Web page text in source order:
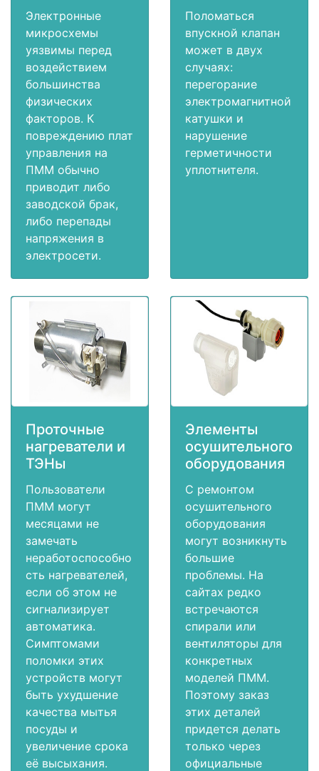
Электронные
микросхемы
уязвимы перед
воздействием
большинства
физических
факторов. К
повреждению плат
управления на
ПММ обычно
приводит либо
заводской брак,
либо перепады
напряжения в
электросети.
Поломаться
впускной клапан
может в двух
случаях:
перегорание
электромагнитной
катушки и
нарушение
герметичности
уплотнителя.
Проточные
нагреватели и
ТЭНы
Пользователи
ПММ могут
месяцами не
замечать
неработоспособно
сть нагревателей,
если об этом не
сигнализирует
автоматика.
Симптомами
поломки этих
устройств могут
быть ухудшение
качества мытья
посуды и
увеличение срока
её высыхания.
Элементы
осушительного
оборудования
С ремонтом
осушительного
оборудования
могут возникнуть
большие
проблемы. На
сайтах редко
встречаются
спирали или
вентиляторы для
конкретных
моделей ПММ.
Поэтому заказ
этих деталей
придется делать
только через
официальные